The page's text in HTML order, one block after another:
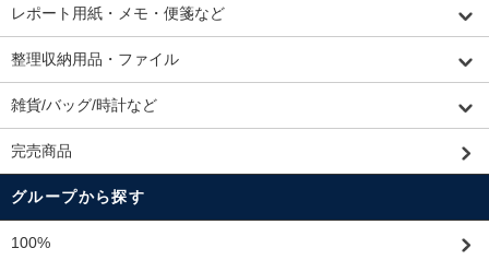
レポート用紙・メモ・便箋など
整理収納用品・ファイル
雑貨/バッグ/時計など
完売商品
グループから探す
100%